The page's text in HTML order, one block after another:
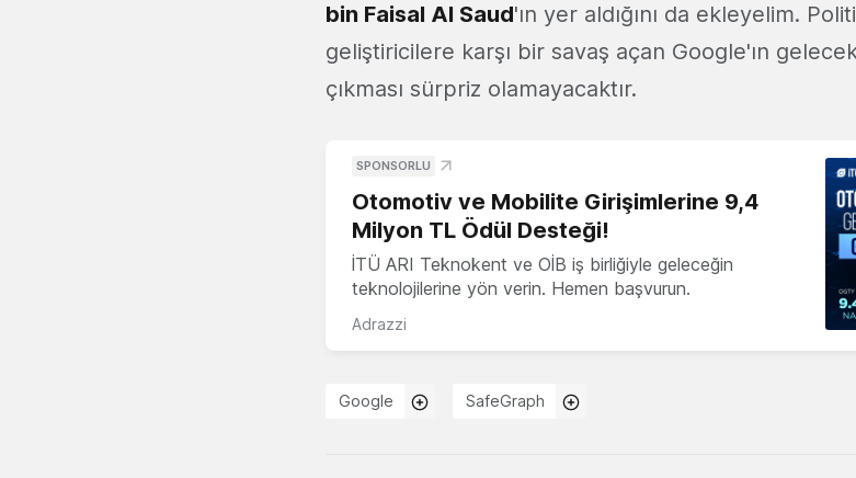
bin Faisal Al Saud'ın yer aldığını da ekleyelim.
geliştiricilere karşı bir savaş açan Google'ın
çıkması sürpriz olamayacaktır.
SPONSORLU
Otomotiv ve Mobilite Girişimlerine 9,4
Milyon TL Ödül Desteği!
İTÜ ARI Teknokent ve OİB iş birliğiyle geleceğin
teknolojilerine yön verin. Hemen başvurun.
Adrazzi
Google SafeGraph